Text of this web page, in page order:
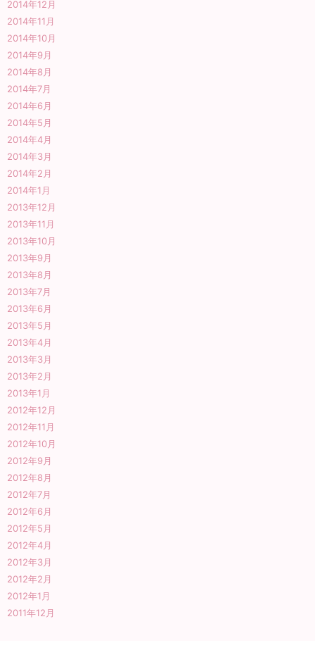
2014年12月
2014年11月
2014年10月
2014年9月
2014年8月
2014年7月
2014年6月
2014年5月
2014年4月
2014年3月
2014年2月
2014年1月
2013年12月
2013年11月
2013年10月
2013年9月
2013年8月
2013年7月
2013年6月
2013年5月
2013年4月
2013年3月
2013年2月
2013年1月
2012年12月
2012年11月
2012年10月
2012年9月
2012年8月
2012年7月
2012年6月
2012年5月
2012年4月
2012年3月
2012年2月
2012年1月
2011年12月